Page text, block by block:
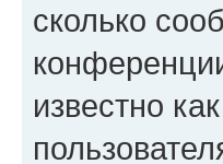
сколько
известно